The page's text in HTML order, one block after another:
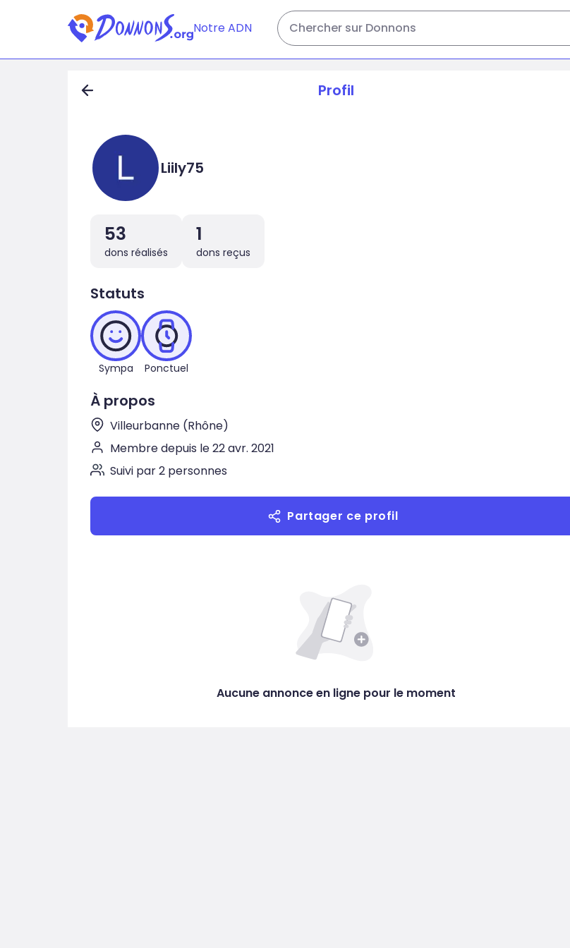
Notre ADN Chercher sur Donnons
Profil
Liily75
53
dons réalisés
1
dons reçus
Statuts
Sympa Ponctuel
À propos
Villeurbanne (Rhône)
Membre depuis le 22 avr. 2021
Suivi par 2 personnes
Partager ce profil
Aucune annonce en ligne pour le moment